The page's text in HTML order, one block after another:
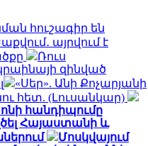
հուշագիր են
այրվում է
Ռուս
զինված
«Սեր». Անի Քոչարյանի
հետ. (Լուսանկար)
հանդիպումը
Հայաստանի և
Մոսկվայում